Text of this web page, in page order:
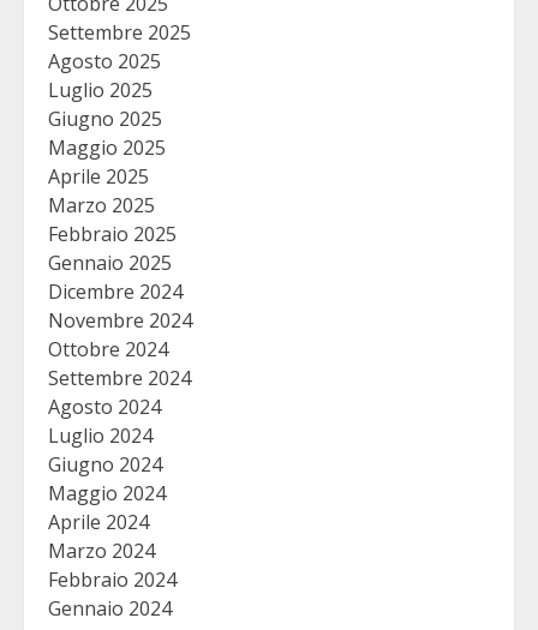
Settembre 2025
Agosto 2025
Luglio 2025
Giugno 2025
Maggio 2025
Aprile 2025
Marzo 2025
Febbraio 2025
Gennaio 2025
Dicembre 2024
Novembre 2024
Ottobre 2024
Settembre 2024
Agosto 2024
Luglio 2024
Giugno 2024
Maggio 2024
Aprile 2024
Marzo 2024
Febbraio 2024
Gennaio 2024